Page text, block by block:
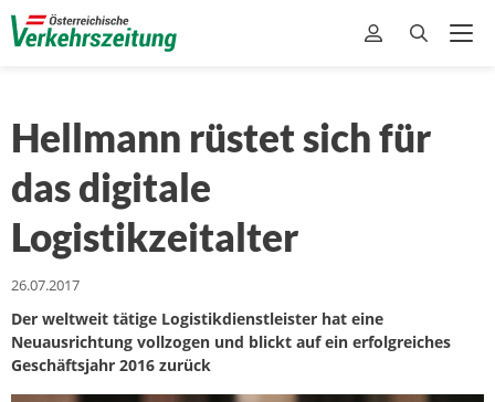
Hellmann rüstet sich für
das digitale
Logistikzeitalter
26.07.2017
Der weltweit tätige Logistikdienstleister hat eine
Neuausrichtung vollzogen und blickt auf ein erfolgreiches
Geschäftsjahr 2016 zurück